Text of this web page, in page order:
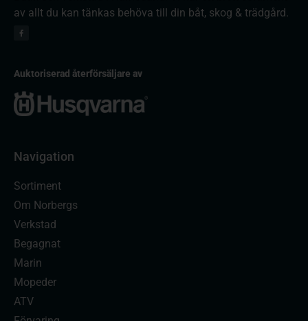
av allt du kan tänkas behöva till din båt, skog & trädgård.
Auktoriserad återförsäljare av
Navigation
Sortiment
Om Norbergs
Verkstad
Begagnat
Marin
Mopeder
ATV